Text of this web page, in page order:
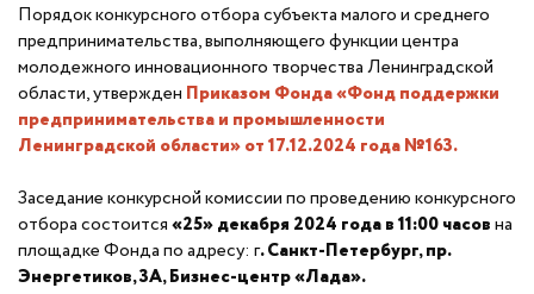
Порядок конкурсного отбора субъекта малого и среднего
предпринимательства, выполняющего функции центра
молодежного инновационного творчества Ленинградской
области, утвержден Приказом Фонда «Фонд поддержки
предпринимательства и промышленности
Ленинградской области» от 17.12.2024 года №163.
Заседание конкурсной комиссии по проведению конкурсного
отбора состоится«25» декабря 2024 года в 11:00 часовна
площадке Фонда по адресу: г. Санкт-Петербург, пр.
Энергетиков, 3А, Бизнес-центр «Лада».